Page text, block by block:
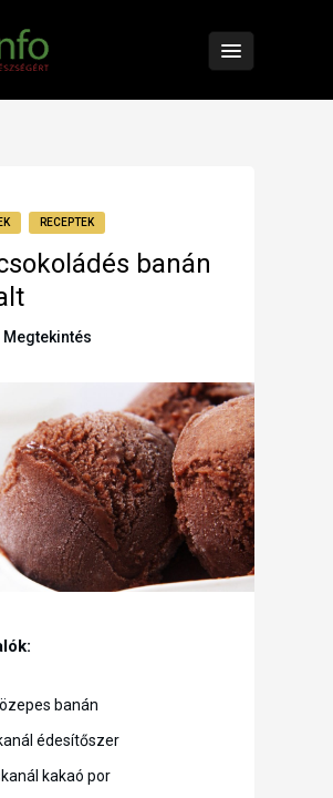
RECEPTEK
banán
Megtekintés
banán
édesítőszer
kakaó por